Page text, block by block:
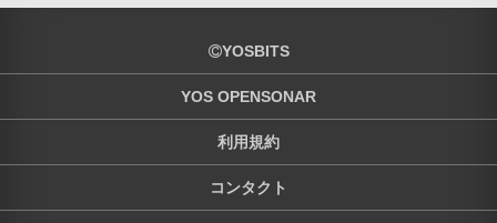
YOSBITS
YOS OPENSONAR
利用規約
コンタクト